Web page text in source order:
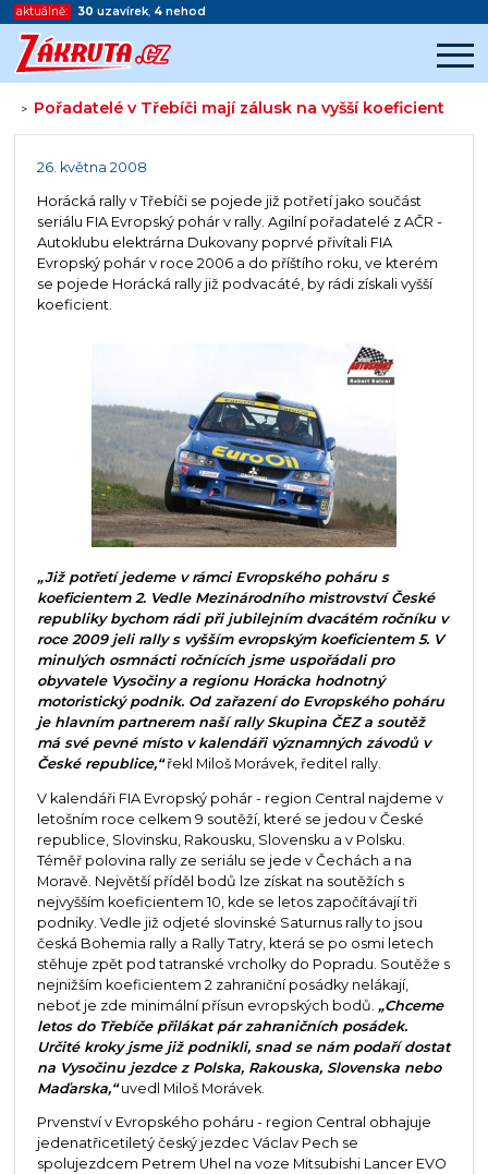
aktuálně: 30 uzavírek, 4 nehod
> Pořadatelé v Třebíči mají zálusk na vyšší koeficient
Začátek reklamy
26. května 2008
Horácká rally v Třebíči se pojede již potřetí jako součást
seriálu FIA Evropský pohár v rally. Agilní pořadatelé z AČR -
Autoklubu elektrárna Dukovany poprvé přivítali FIA
Evropský pohár v roce 2006 a do příštího roku, ve kterém
se pojede Horácká rally již podvacáté, by rádi získali vyšší
koeficient.
„Již potřetí jedeme v rámci Evropského poháru s
koeficientem 2. Vedle Mezinárodního mistrovství České
republiky bychom rádi při jubilejním dvacátém ročníku v
roce 2009 jeli rally s vyšším evropským koeficientem 5. V
minulých osmnácti ročnících jsme uspořádali pro
obyvatele Vysočiny a regionu Horácka hodnotný
motoristický podnik. Od zařazení do Evropského poháru
je hlavním partnerem naší rally Skupina ČEZ a soutěž
má své pevné místo v kalendáři významných závodů v
České republice,“řekl Miloš Morávek, ředitel rally.
V kalendáři FIA Evropský pohár - region Central najdeme v
letošním roce celkem 9 soutěží, které se jedou v České
republice, Slovinsku, Rakousku, Slovensku a v Polsku.
Téměř polovina rally ze seriálu se jede v Čechách a na
Moravě. Největší příděl bodů lze získat na soutěžích s
nejvyšším koeficientem 10, kde se letos započítávají tři
podniky. Vedle již odjeté slovinské Saturnus rally to jsou
česká Bohemia rally a Rally Tatry, která se po osmi letech
stěhuje zpět pod tatranské vrcholky do Popradu. Soutěže s
nejnižším koeficientem 2 zahraniční posádky nelákají,
neboť je zde minimální přísun evropských bodů. „Chceme
letos do Třebíče přilákat pár zahraničních posádek.
Určité kroky jsme již podnikli, snad se nám podaří dostat
na Vysočinu jezdce z Polska, Rakouska, Slovenska nebo
Maďarska,“uvedl Miloš Morávek.
Prvenství v Evropského poháru - region Central obhajuje
jedenatřicetiletý český jezdec Václav Pech se
spolujezdcem Petrem Uhel na voze Mitsubishi Lancer EVO